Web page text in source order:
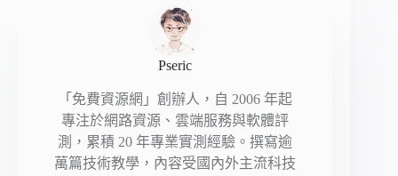
Pseric
「免費資源網」創辦人，自 2006 年起
專注於網路資源、雲端服務與軟體評
測，累積 20 年專業實測經驗。撰寫逾
萬篇技術教學，內容受國內外主流科技